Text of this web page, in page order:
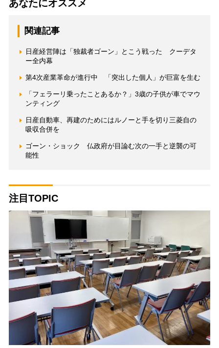
あなたにオススメ
関連記事
日産経営陣は「独裁者ゴーン」とこう戦った クーデタ
ー全内幕
第4次産業革命が進行中 「突出した個人」が巨富を生む
「フェラーリ乗ったことあるか？」3歳の子供が車でマウ
ンティング
日産自動車、再建のためにはルノーと手を切り三菱自の
吸収合併を
ゴーン・ショック 仏政府が目論む次の一手と逆襲の可
能性
注目TOPIC